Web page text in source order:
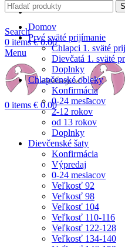
Search
0 items €0.00
Menu
0 items € 0.00
Domov
Prvé sväté prijímanie
Chlapci 1. sväté
Dievčatá 1. sväté
Doplnky
Chlapčenské obleky
Konfirmácia
0-24 mesiacov
2-12 rokov
od 13 rokov
Doplnky
Dievčenské šaty
Konfirmácia
Výpredaj
0-24 mesiacov
Veľkosť 92
Veľkosť 98
Veľkosť 104
Veľkosť 110-116
Veľkosť 122-128
Veľkosť 134-140